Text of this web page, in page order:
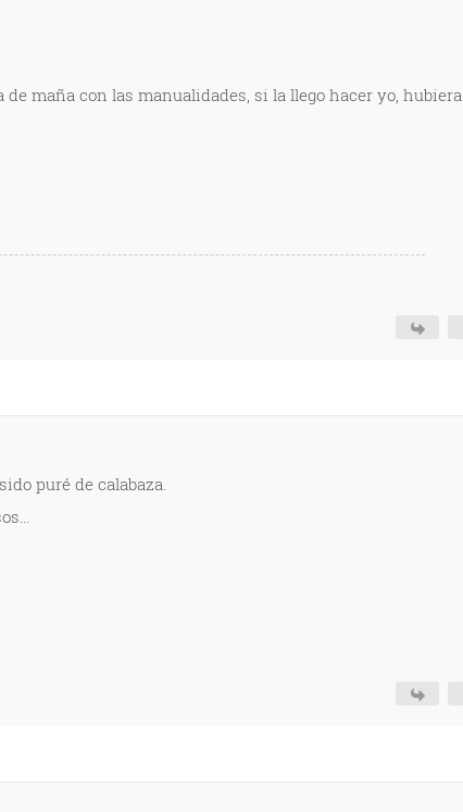
de maña con las manualidades, si la llego hacer yo, hubiera
puré de calabaza.